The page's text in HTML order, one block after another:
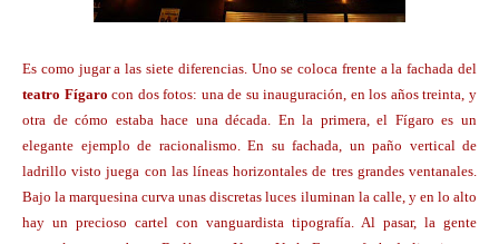
Es como jugar a las siete diferencias. Uno se coloca frente a la fachada del
teatro Fígaro con dos fotos: una de su inauguración, en los años treinta, y
otra de cómo estaba hace una década. En la primera, el Fígaro es un
elegante ejemplo de racionalismo. En su fachada, un paño vertical de
ladrillo visto juega con las líneas horizontales de tres grandes ventanales.
Bajo la marquesina curva unas discretas luces iluminan la calle, y en lo alto
hay un precioso cartel con vanguardista tipografía. Al pasar, la gente